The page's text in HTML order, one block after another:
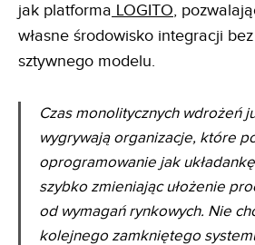
jak platforma LOGITO,
własne środowisko integracji
sztywnego modelu.
Czas monolitycznych wdrożeń
wygrywają organizacje, które
oprogramowanie jak
szybko zmieniając ułożenie
od wymagań rynkowych. Nie
kolejnego zamkniętego